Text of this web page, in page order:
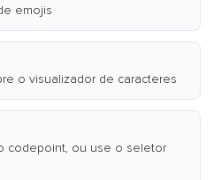
emojis
o visualizador de caracteres
codepoint, ou use o seletor